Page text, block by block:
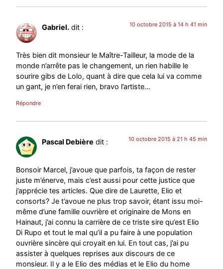
Gabriel. dit : 10 octobre 2015 à 14 h 41 min
Très bien dit monsieur le Maître-Tailleur, la mode de la
monde n’arrête pas le changement, un rien habille le
sourire gibs de Lolo, quant à dire que cela lui va comme
un gant, je n’en ferai rien, bravo l’artiste…
Répondre
Pascal Debière dit : 10 octobre 2015 à 21 h 45 min
Bonsoir Marcel, j’avoue que parfois, ta façon de rester
juste m’énerve, mais c’est aussi pour cette justice que
j’apprécie tes articles. Que dire de Laurette, Elio et
consorts? Je t’avoue ne plus trop savoir, étant issu moi-
même d’une famille ouvrière et originaire de Mons en
Hainaut, j’ai connu la carrière de ce triste sire qu’est Elio
Di Rupo et tout le mal qu’il a pu faire à une population
ouvrière sincère qui croyait en lui. En tout cas, j’ai pu
assister à quelques reprises aux discours de ce
monsieur. Il y a le Elio des médias et le Elio du home